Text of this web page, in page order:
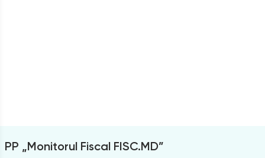
PP „Monitorul Fiscal FISC.MD”